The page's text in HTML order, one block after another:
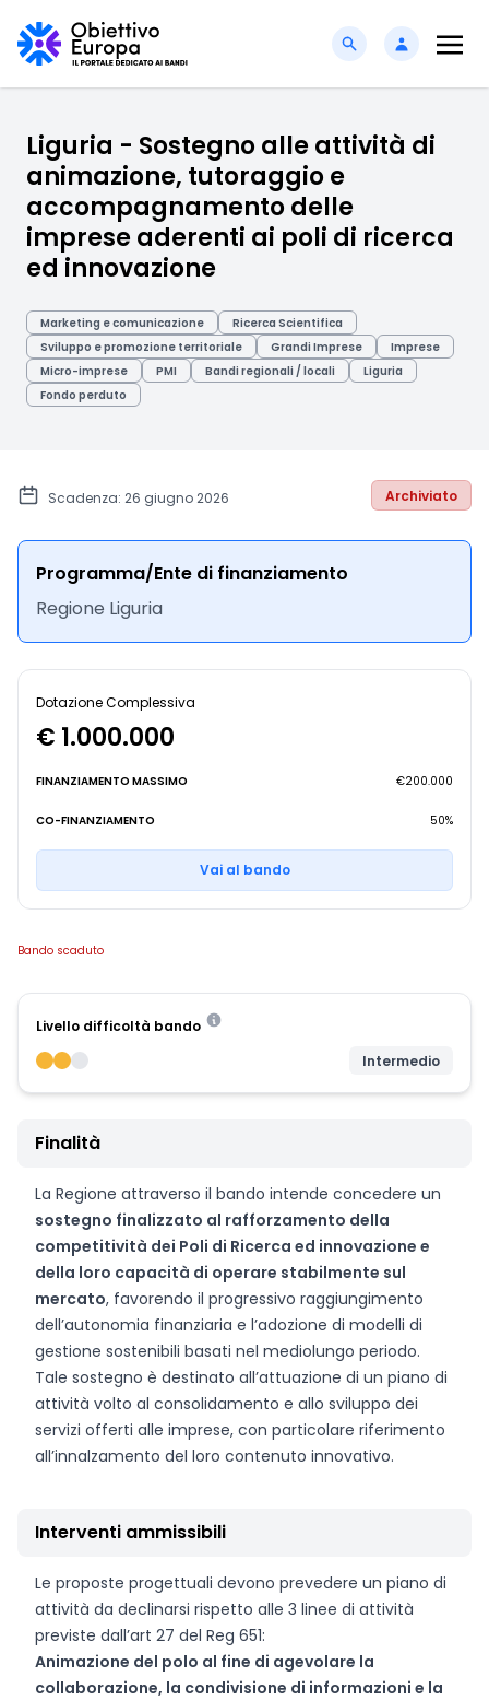
Liguria - Sostegno alle attività di
animazione, tutoraggio e
accompagnamento delle
imprese aderenti ai poli di ricerca
ed innovazione
Marketing e comunicazione
Ricerca Scientifica
Sviluppo e promozione territoriale
Grandi Imprese
Imprese
Micro-imprese
PMI Bandi regionali / locali
Liguria
Fondo perduto
Scadenza: 26 giugno 2026 Archiviato
Programma/Ente di finanziamento
Regione Liguria
Dotazione Complessiva
€ 1.000.000
FINANZIAMENTO MASSIMO €200.000
CO-FINANZIAMENTO 50%
Vai al bando
Bando scaduto
Livello difficoltà bando
Intermedio
Finalità
La Regione attraverso il bando intende concedere un
sostegno finalizzato al rafforzamento della
competitività dei Poli di Ricerca ed innovazione e
della loro capacità di operare stabilmente sul
mercato, favorendo il progressivo raggiungimento
dell’autonomia finanziaria e l’adozione di modelli di
gestione sostenibili basati nel mediolungo periodo.
Tale sostegno è destinato all’attuazione di un piano di
attività volto al consolidamento e allo sviluppo dei
servizi offerti alle imprese, con particolare riferimento
all’innalzamento del loro contenuto innovativo.
Interventi ammissibili
Le proposte progettuali devono prevedere un piano di
attività da declinarsi rispetto alle 3 linee di attività
previste dall’art 27 del Reg 651:
Animazione del polo al fine di agevolare la
collaborazione, la condivisione di informazioni e la